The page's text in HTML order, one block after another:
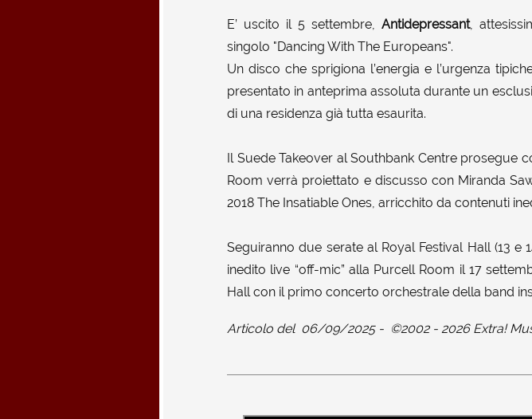
E’ uscito il 5 settembre, Antidepressant,
singolo "Dancing With The Europeans".
Un disco che sprigiona l’energia e l’urgenza
presentato in anteprima assoluta durante un
di una residenza già tutta esaurita.
Il Suede Takeover al Southbank Centre prosegue
Room verrà proiettato e discusso con Miranda
2018 The Insatiable Ones, arricchito da contenuti
Seguiranno due serate al Royal Festival Hall (13
inedito live “off-mic” alla Purcell Room il 17
Hall con il primo concerto orchestrale della band
Articolo del 06/09/2025- ©2002 - 2026 Extra!